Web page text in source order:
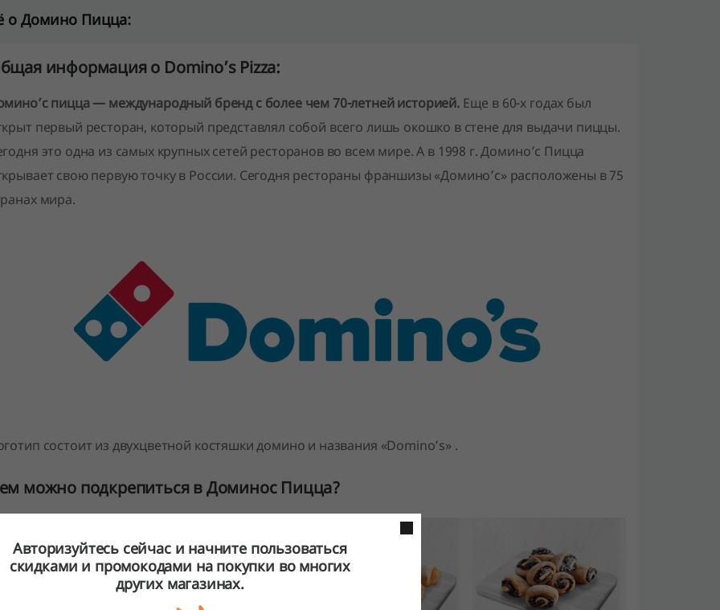
о Домино Пицца:
информация о Domino’s Pizza:
пицца — международный бренд с более чем 70-летней историей.Еще в 60-х годах был
первый ресторан, который представлял собой всего лишь окошко в стене для выдачи пиццы.
это одна из самых крупных сетей ресторанов во всем мире. А в 1998 г. Домино’с Пицца
свою первую точку в России. Сегодня рестораны франшизы «Домино’с» расположены в 75
мира.
состоит из двухцветной костяшки домино и названия «Domino’s» .
можно подкрепиться в Доминос Пицца?
Авторизуйтесь сейчас и начните пользоваться
скидками и промокодами на покупки во многих
других магазинах.